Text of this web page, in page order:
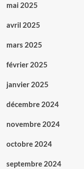
mai 2025
avril 2025
mars 2025
février 2025
janvier 2025
décembre 2024
novembre 2024
octobre 2024
septembre 2024